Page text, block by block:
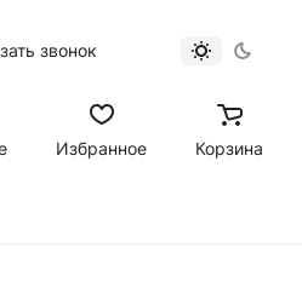
звонок
Избранное Корзина